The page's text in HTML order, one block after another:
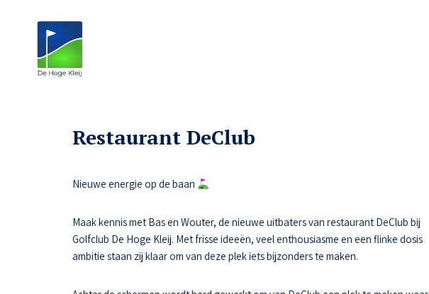
Restaurant DeClub
Nieuwe energie op de baan
Maak kennis met Bas en Wouter, de nieuwe uitbaters van restaurant DeClub bij
Golfclub De Hoge Kleij. Met frisse ideeën, veel enthousiasme en een flinke dosis
ambitie staan zij klaar om van deze plek iets bijzonders te maken.